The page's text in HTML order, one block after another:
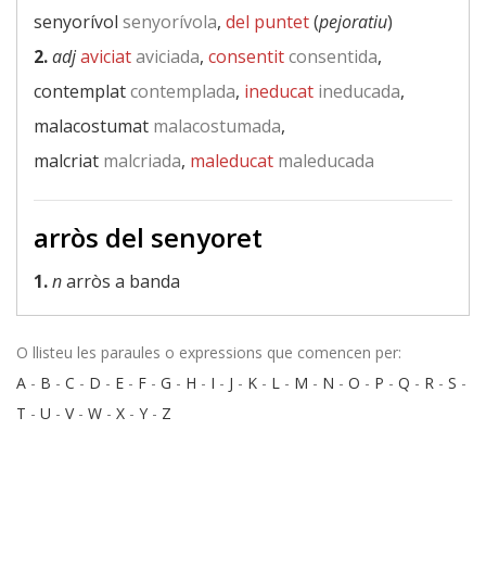
senyorívol senyorívola, del puntet(pejoratiu)
2.adjaviciataviciada, consentitconsentida,
contemplatcontemplada, ineducat ineducada,
malacostumat malacostumada,
malcriat malcriada, maleducat maleducada
arròs del senyoret
1.narròs a banda
O llisteu les paraules o expressions que comencen per:
A - B - C - D - E - F - G - H - I - J - K - L - M - N - O - P - Q - R - S -
T - U - V- W - X - Y - Z